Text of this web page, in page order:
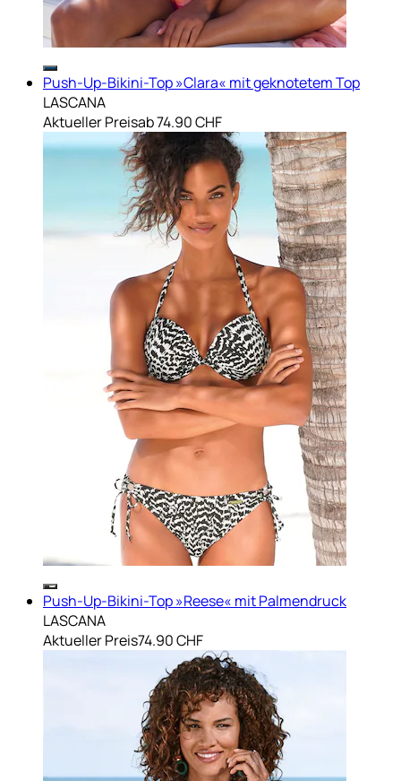
Push-Up-Bikini-Top »Clara« mit geknotetem Top
LASCANA
Aktueller Preisab74.90 CHF
Push-Up-Bikini-Top »Reese« mit Palmendruck
LASCANA
Aktueller Preis74.90 CHF